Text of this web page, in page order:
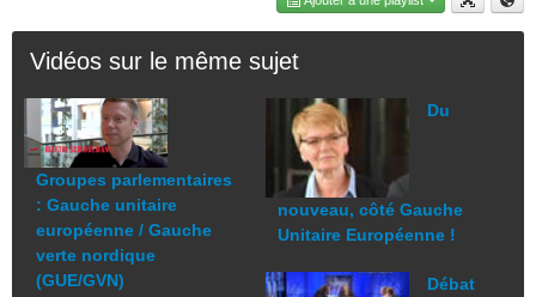
Vidéos sur le même sujet
Groupes parlementaires
: Gauche unitaire
européenne / Gauche
verte nordique
(GUE/GVN)
Du
nouveau, côté Gauche
Unitaire Européenne !
Débat